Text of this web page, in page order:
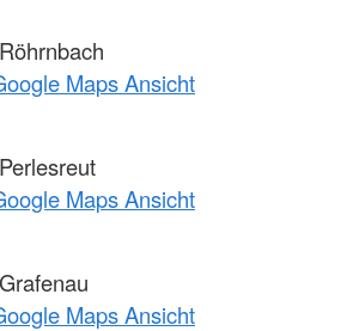
Maps Ansicht
Maps Ansicht
Maps Ansicht